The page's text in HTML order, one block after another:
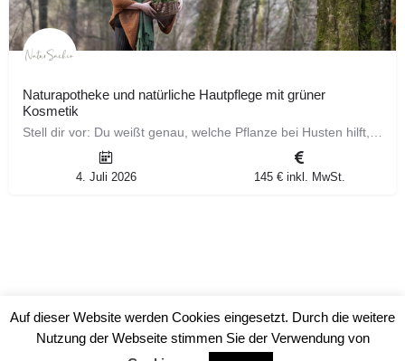
Naturapotheke und natürliche Hautpflege mit grüner
Kosmetik
Stell dir vor: Du weißt genau, welche Pflanze bei Husten hilft, welche bei Schlafproblemen, welche deine Haut…
4. Juli 2026 145 € inkl. MwSt.
Auf dieser Website werden Cookies eingesetzt. Durch die weitere
Nutzung der Webseite stimmen Sie der Verwendung von